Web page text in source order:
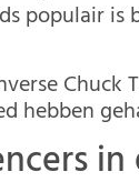
populair is
Chuck
hebben
in